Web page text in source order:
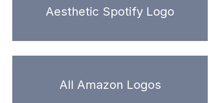
Aesthetic Spotify Logo
All Amazon Logos